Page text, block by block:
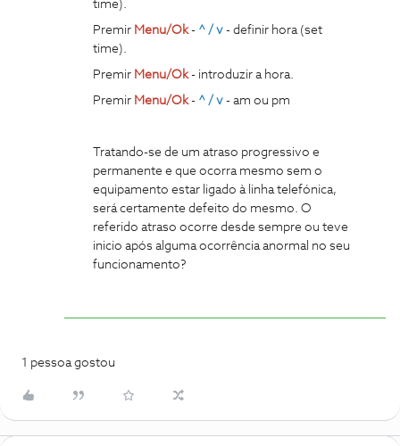
time).
Premir Menu/Ok- ^ / v - definir hora (set
time).
Premir Menu/Ok- introduzir a hora.
Premir Menu/Ok- ^ / v - am ou pm
Tratando-se de um atraso progressivo e
permanente e que ocorra mesmo sem o
equipamento estar ligado à linha telefónica,
será certamente defeito do mesmo. O
referido atraso ocorre desde sempre ou teve
inicio após alguma ocorrência anormal no seu
funcionamento?
1 pessoa gostou